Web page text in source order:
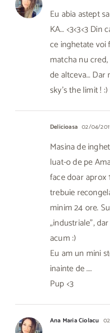
Eu abia astept
KA… <3<3<3 Din
ce inghetate voi
matcha nu
de altceva… Dar
sky's the limit !
Delicioasa 02/04/
Masina de
luat-o de pe
face doar aprox
trebuie
minim 24 ore.
„industriale”,
acum :)
Eu am un mini
inainte de ….
Pup <3
Ana Maria Ciolacu